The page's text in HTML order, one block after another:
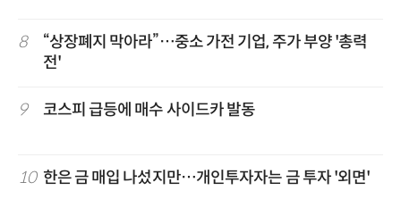
8
“상장폐지 막아라”…중소 가전 기업, 주가 부양 '총력
전'
9 코스피 급등에 매수 사이드카 발동
10 한은 금 매입 나섰지만…개인투자자는 금 투자 '외면'